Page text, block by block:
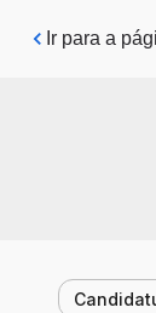
Pular para o
Ir para a